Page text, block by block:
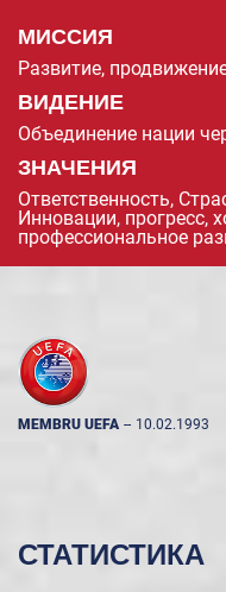
МИССИЯ
Развитие,
ВИДЕНИЕ
Объединение нации
ЗНАЧЕНИЯ
Ответственность,
Инновации, прогресс,
профессиональное
MEMBRU UEFA -- 10.02.1993
СТАТИСТИКА